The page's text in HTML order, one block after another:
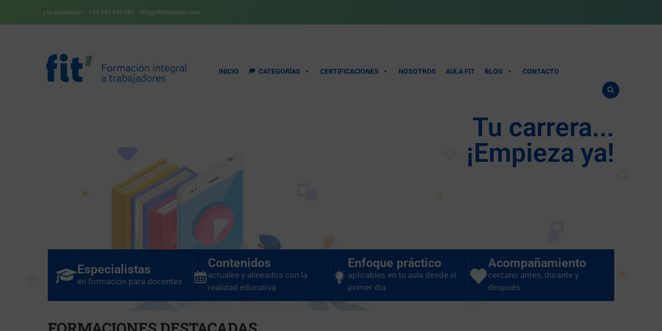
¿Te ayudamos? +34 942 949 687 info@fitformacion.com
INICIO CATEGORÍAS CERTIFICACIONES NOSOTROS AULA FIT BLOG CONTACTO
Tu carrera...
¡Empieza ya!
Especialistas
en formación para docentes
Contenidos
actuales y alineados con la
realidad educativa
Enfoque práctico
aplicables en tu aula desde el
primer día
Acompañamiento
cercano antes, durante y
después